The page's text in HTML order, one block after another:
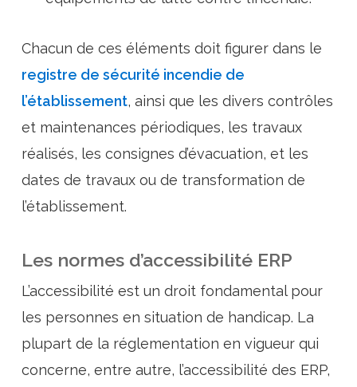
Chacun de ces éléments doit figurer dans le
registre de sécurité incendie de
l’établissement, ainsi que les divers contrôles
et maintenances périodiques, les travaux
réalisés, les consignes d’évacuation, et les
dates de travaux ou de transformation de
l’établissement.
Les normes d’accessibilité ERP
L’accessibilité est un droit fondamental pour
les personnes en situation de handicap. La
plupart de la réglementation en vigueur qui
concerne, entre autre, l’accessibilité des ERP,